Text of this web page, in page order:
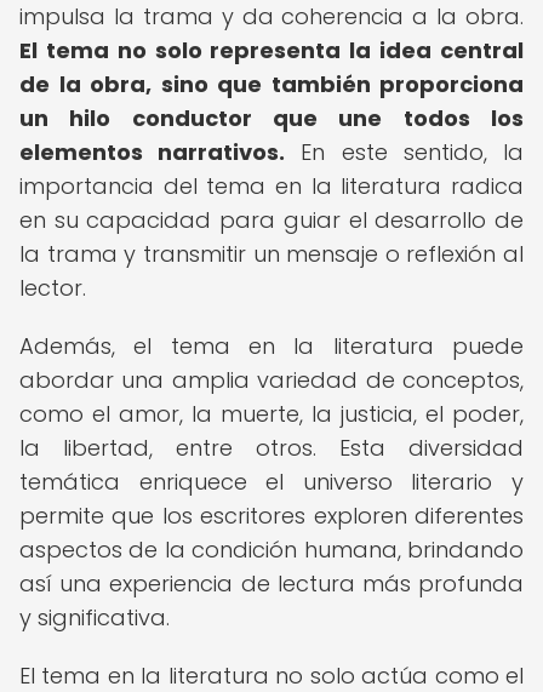
impulsa la trama y da coherencia a la obra.
El tema no solo representa la idea central
de la obra, sino que también proporciona
un hilo conductor que une todos los
elementos narrativos. En este sentido, la
importancia del tema en la literatura radica
en su capacidad para guiar el desarrollo de
la trama y transmitir un mensaje o reflexión al
lector.
Además, el tema en la literatura puede
abordar una amplia variedad de conceptos,
como el amor, la muerte, la justicia, el poder,
la libertad, entre otros. Esta diversidad
temática enriquece el universo literario y
permite que los escritores exploren diferentes
aspectos de la condición humana, brindando
así una experiencia de lectura más profunda
y significativa.
El tema en la literatura no solo actúa como el